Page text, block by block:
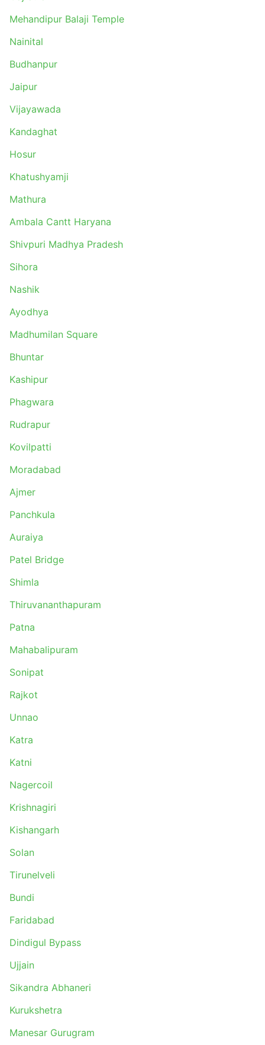
Mehandipur Balaji Temple
Nainital
Budhanpur
Jaipur
Vijayawada
Kandaghat
Hosur
Khatushyamji
Mathura
Ambala Cantt Haryana
Shivpuri Madhya Pradesh
Sihora
Nashik
Ayodhya
Madhumilan Square
Bhuntar
Kashipur
Phagwara
Rudrapur
Kovilpatti
Moradabad
Ajmer
Panchkula
Auraiya
Patel Bridge
Shimla
Thiruvananthapuram
Patna
Mahabalipuram
Sonipat
Rajkot
Unnao
Katra
Katni
Nagercoil
Krishnagiri
Kishangarh
Solan
Tirunelveli
Bundi
Faridabad
Dindigul Bypass
Ujjain
Sikandra Abhaneri
Kurukshetra
Manesar Gurugram